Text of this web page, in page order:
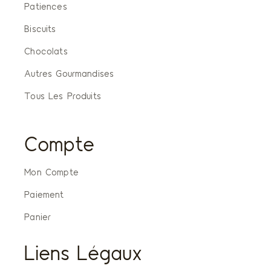
Patiences
Biscuits
Chocolats
Autres Gourmandises
Tous Les Produits
Compte
Mon Compte
Paiement
Panier
Liens Légaux